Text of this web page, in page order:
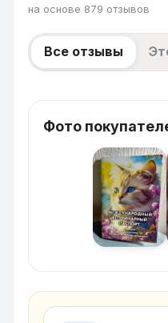
на основе 879 отзывов
Все отзывы
Фото